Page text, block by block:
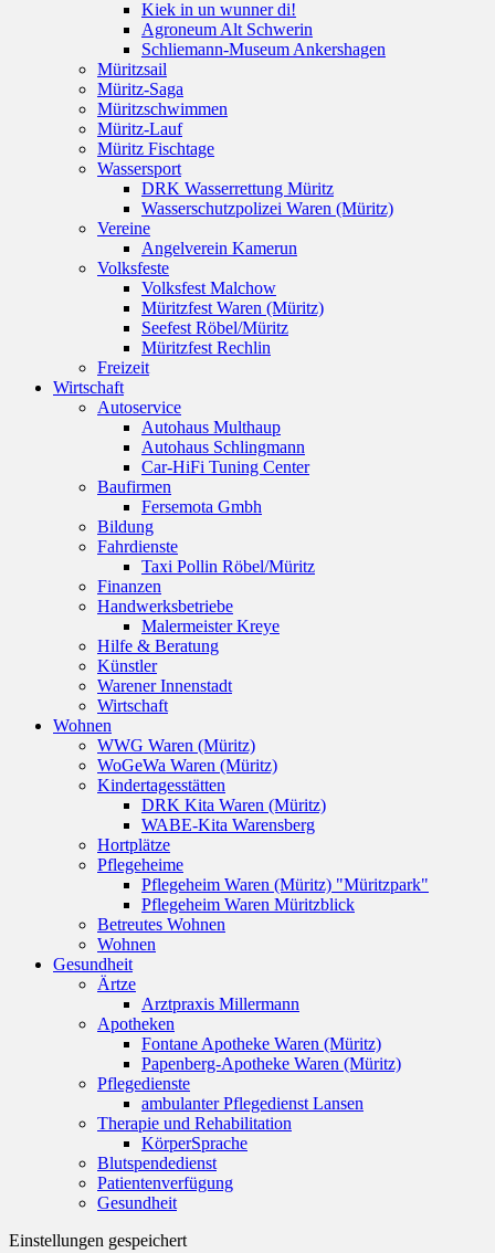
Kiek in un wunner di!
Agroneum Alt Schwerin
Schliemann-Museum Ankershagen
Müritzsail
Müritz-Saga
Müritzschwimmen
Müritz-Lauf
Müritz Fischtage
Wassersport
DRK Wasserrettung Müritz
Wasserschutzpolizei Waren (Müritz)
Vereine
Angelverein Kamerun
Volksfeste
Volksfest Malchow
Müritzfest Waren (Müritz)
Seefest Röbel/Müritz
Müritzfest Rechlin
Freizeit
Wirtschaft
Autoservice
Autohaus Multhaup
Autohaus Schlingmann
Car-HiFi Tuning Center
Baufirmen
Fersemota Gmbh
Bildung
Fahrdienste
Taxi Pollin Röbel/Müritz
Finanzen
Handwerksbetriebe
Malermeister Kreye
Hilfe & Beratung
Künstler
Warener Innenstadt
Wirtschaft
Wohnen
WWG Waren (Müritz)
WoGeWa Waren (Müritz)
Kindertagesstätten
DRK Kita Waren (Müritz)
WABE-Kita Warensberg
Hortplätze
Pflegeheime
Pflegeheim Waren (Müritz) "Müritzpark"
Pflegeheim Waren Müritzblick
Betreutes Wohnen
Wohnen
Gesundheit
Ärtze
Arztpraxis Millermann
Apotheken
Fontane Apotheke Waren (Müritz)
Papenberg-Apotheke Waren (Müritz)
Pflegedienste
ambulanter Pflegedienst Lansen
Therapie und Rehabilitation
KörperSprache
Blutspendedienst
Patientenverfügung
Gesundheit
Einstellungen gespeichert